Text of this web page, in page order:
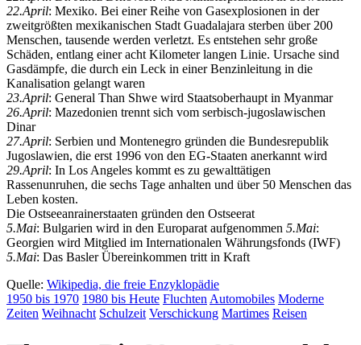
22.April: Mexiko. Bei einer Reihe von Gasexplosionen in der
zweitgrößten mexikanischen Stadt Guadalajara sterben über 200
Menschen, tausende werden verletzt. Es entstehen sehr große
Schäden, entlang einer acht Kilometer langen Linie. Ursache sind
Gasdämpfe, die durch ein Leck in einer Benzinleitung in die
Kanalisation gelangt waren
23.April: General Than Shwe wird Staatsoberhaupt in Myanmar
26.April: Mazedonien trennt sich vom serbisch-jugoslawischen
Dinar
27.April: Serbien und Montenegro gründen die Bundesrepublik
Jugoslawien, die erst 1996 von den EG-Staaten anerkannt wird
29.April: In Los Angeles kommt es zu gewalttätigen
Rassenunruhen, die sechs Tage anhalten und über 50 Menschen das
Leben kosten.
Die Ostseeanrainerstaaten gründen den Ostseerat
5.Mai: Bulgarien wird in den Europarat aufgenommen 5.Mai:
Georgien wird Mitglied im Internationalen Währungsfonds (IWF)
5.Mai: Das Basler Übereinkommen tritt in Kraft
Quelle: Wikipedia, die freie Enzyklopädie
1950 bis 1970 1980 bis Heute FluchtenAutomobiles Moderne
Zeiten Weihnacht Schulzeit Verschickung Martimes Reisen